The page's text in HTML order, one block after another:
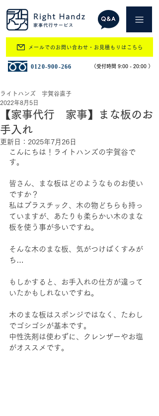
​0120-900-266 ​（受付時間 9:00 - 20:00 ）
メールでのお問い合わせ・お見積もりはこちら
【家事代行 家事】まな板のお
手入れ
ライトハンズ 宇賀谷直子
2022年8月5日
更新日： 2025年7月26日
こんにちは！ライトハンズの宇賀谷で
す。
皆さん、まな板はどのようなものお使い
ですか？
私はプラスチック、木の物どちらも持っ
ていますが、あたりも柔らかい木のまな
板を使う事が多いですね。
そんな木のまな板、気がつけばくすみが
ち…
もしかすると、お手入れの仕方が違って
いたかもしれないですね。
木のまな板はスポンジではなく、たわし
でゴシゴシが基本です。
中性洗剤は使わずに、クレンザーやお塩
がオススメです。